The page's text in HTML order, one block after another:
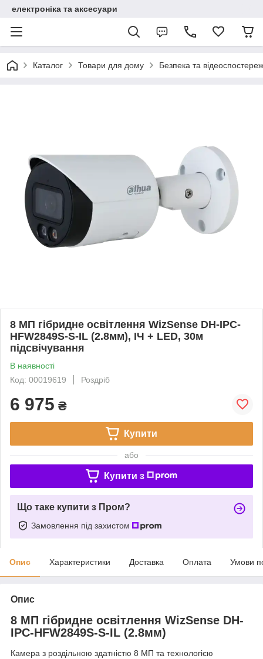
електроніка та аксесуари
Каталог Товари для дому Безпека та
8 МП гібридне освітлення WizSense DH-IPC-
HFW2849S-S-IL (2.8мм), ІЧ + LED, 30м
підсвічування
В наявності
Код: 00019619
Роздріб
6 975 ₴
Купити
або
Купити з
Що таке купити з Пром?
Замовлення під захистом
Опис Характеристики Доставка Оплата Умови
Опис
8 МП гібридне освітлення WizSense DH-
IPC-HFW2849S-S-IL (2.8мм)
Камера з роздільною здатністю 8 МП та технологією